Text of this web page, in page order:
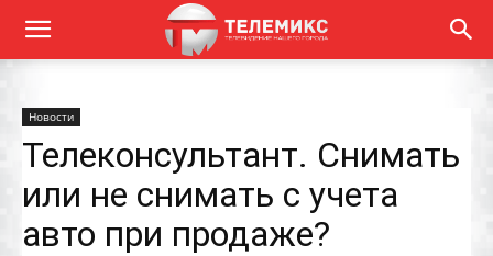
Новости
Телеконсультант. Снимать
или не снимать с учета
авто при продаже?